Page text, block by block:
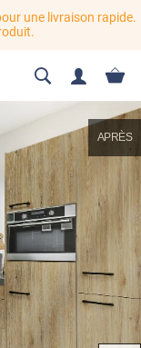
une livraison rapide.
APRÈS